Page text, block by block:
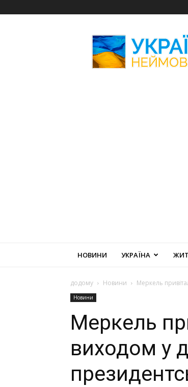
НОВИНИ УКРАЇНА
додому Новини Меркель
Новини
Меркель
виходом у